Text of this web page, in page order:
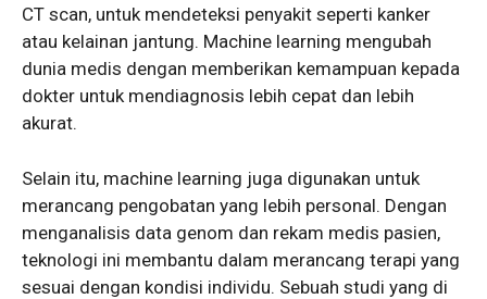
CT scan, untuk mendeteksi penyakit seperti kanker
atau kelainan jantung. Machine learning mengubah
dunia medis dengan memberikan kemampuan kepada
dokter untuk mendiagnosis lebih cepat dan lebih
akurat.
Selain itu, machine learning juga digunakan untuk
merancang pengobatan yang lebih personal. Dengan
menganalisis data genom dan rekam medis pasien,
teknologi ini membantu dalam merancang terapi yang
sesuai dengan kondisi individu. Sebuah studi yang di